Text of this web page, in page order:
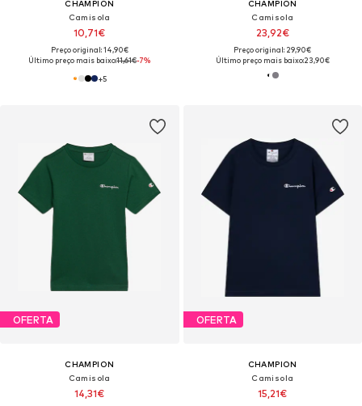
CHAMPION
Camisola
10,71€
Preço original: 14,90€
Último preço mais baixo:11,61€-7%
+5
CHAMPION
Camisola
23,92€
Preço original: 29,90€
Último preço mais baixo:23,90€
OFERTA
CHAMPION
Camisola
14,31€
OFERTA
CHAMPION
Camisola
15,21€